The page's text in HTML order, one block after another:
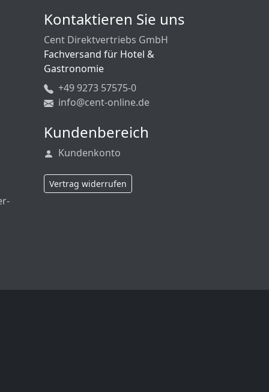
Kontaktieren Sie uns
Cent Direktvertriebs GmbH
Fachversand für Hotel &
Gastronomie
+49 9273 57575-0
info@cent-online.de
Kundenbereich
Kundenkonto
Vertrag widerrufen